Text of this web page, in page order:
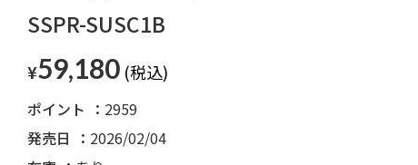
SSPR-SUSC1B
¥59,180
発売日 2026/02/04
ポイント 2959